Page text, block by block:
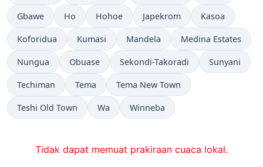
Gbawe Ho Hohoe Japekrom Kasoa
Koforidua Kumasi Mandela Medina Estates
Nungua Obuase Sekondi-Takoradi Sunyani
Techiman Tema Tema New Town
Teshi Old Town Wa Winneba
Tidak dapat memuat prakiraan cuaca lokal.